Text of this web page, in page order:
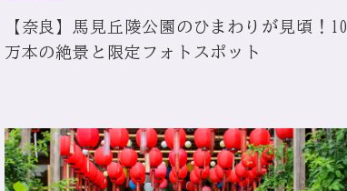
【奈良】馬見丘陵公園のひまわりが見頃！10
万本の絶景と限定フォトスポット